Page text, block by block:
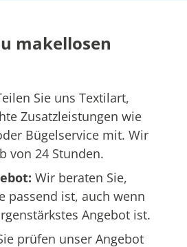
makellosen
Sie uns Textilart,
Zusatzleistungen wie
Bügelservice mit. Wir
von 24 Stunden.
Wir beraten Sie,
passend ist, auch wenn
Angebot ist.
prüfen unser Angebot